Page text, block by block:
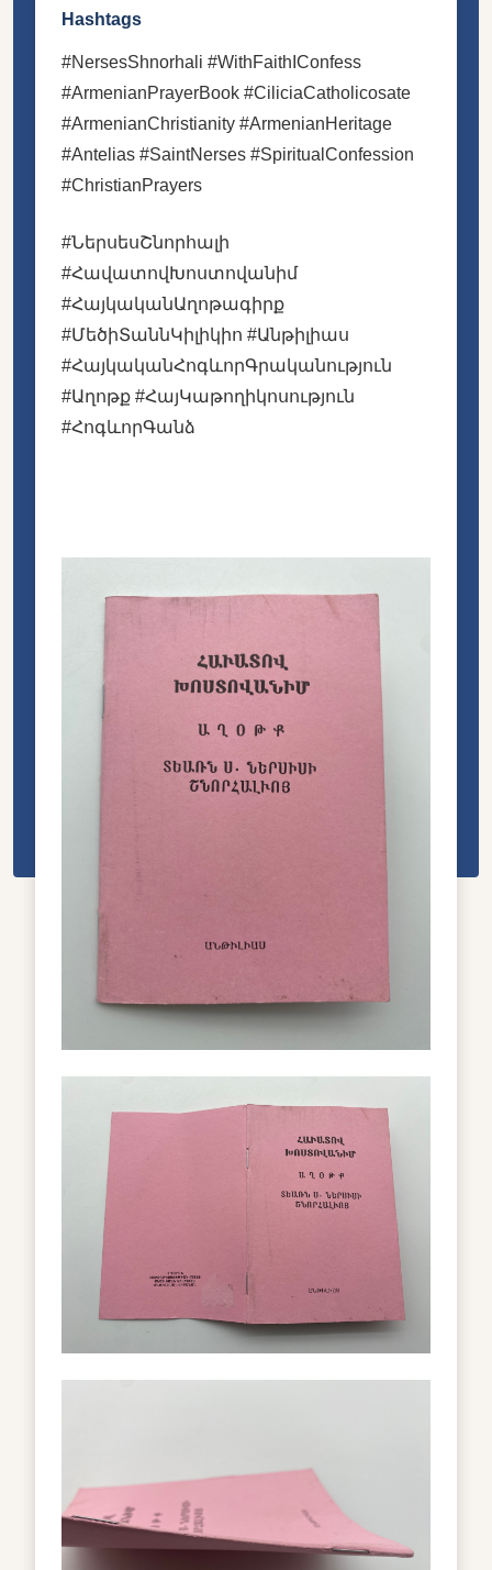
Hashtags
#NersesShnorhali #WithFaithIConfess
#ArmenianPrayerBook #CiliciaCatholicosate
#ArmenianChristianity #ArmenianHeritage
#Antelias #SaintNerses #SpiritualConfession
#ChristianPrayers
#ՆերսեսՇնորհալի
#ՀավատովԽոստովանիմ
#ՀայկականԱղոթագիրք
#ՄեծիՏաննԿիլիկիո #Անթիլիաս
#ՀայկականՀոգևորԳրականություն
#Աղոթք #ՀայԿաթողիկոսություն
#ՀոգևորԳանձ